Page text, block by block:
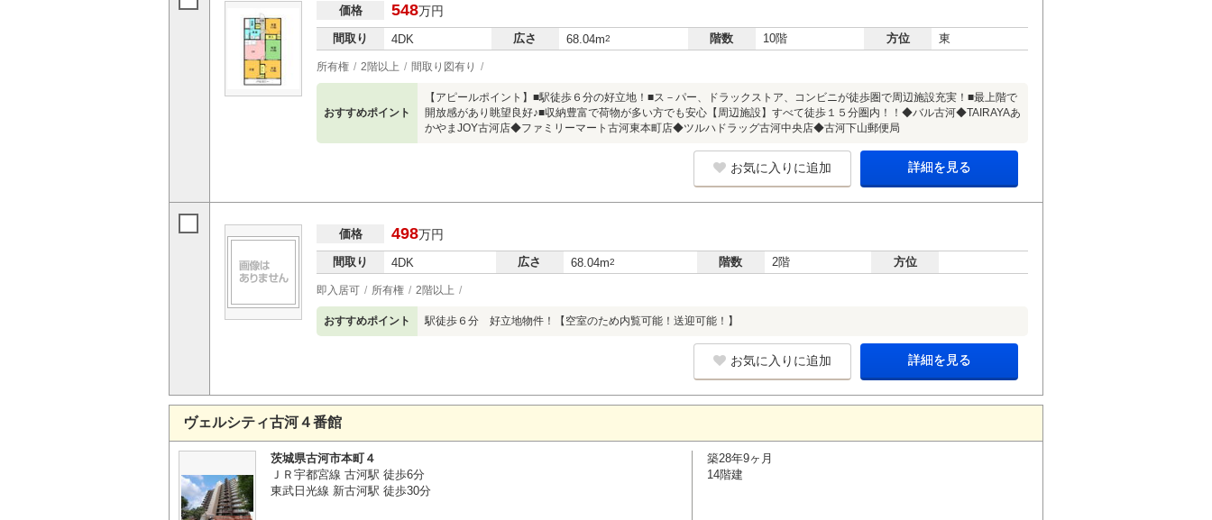
価格 548万円
間取り 4DK 広さ 68.04m2 階数 10階 方位 東
所有権 2階以上 間取り図有り
おすすめポイント
【アピールポイント】■駅徒歩６分の好立地！■ス－パー、ドラックストア、コンビニが徒歩圏で周辺施設充実！■最上階で
開放感があり眺望良好♪■収納豊富で荷物が多い方でも安心【周辺施設】すべて徒歩１５分圏内！！◆バル古河◆TAIRAYAあ
かやまJOY古河店◆ファミリーマート古河東本町店◆ツルハドラッグ古河中央店◆古河下山郵便局
お気に入りに追加 詳細を見る
価格 498万円
間取り 4DK 広さ 68.04m2 階数 2階 方位
即入居可 所有権 2階以上
おすすめポイント 駅徒歩６分 好立地物件！【空室のため内覧可能！送迎可能！】
お気に入りに追加 詳細を見る
ヴェルシティ古河４番館
茨城県古河市本町４
ＪＲ宇都宮線 古河駅 徒歩6分
東武日光線 新古河駅 徒歩30分
築28年9ヶ月
14階建